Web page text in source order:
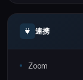
連携
Zoom